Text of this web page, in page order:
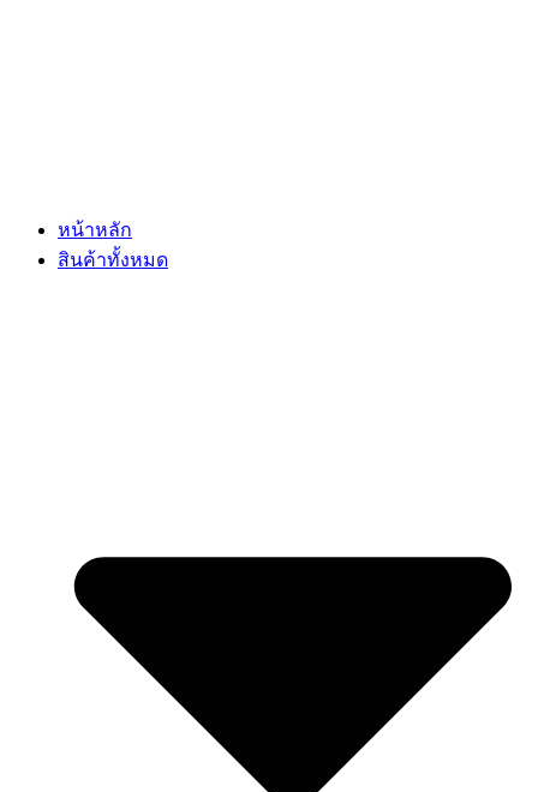
หน้าหลัก
สินค้าทั้งหมด